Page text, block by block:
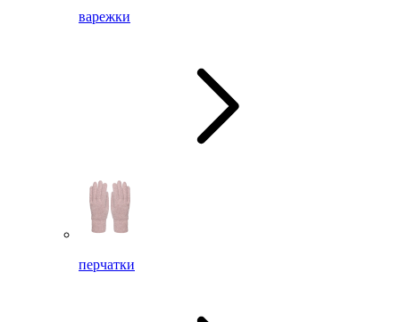
варежки
перчатки